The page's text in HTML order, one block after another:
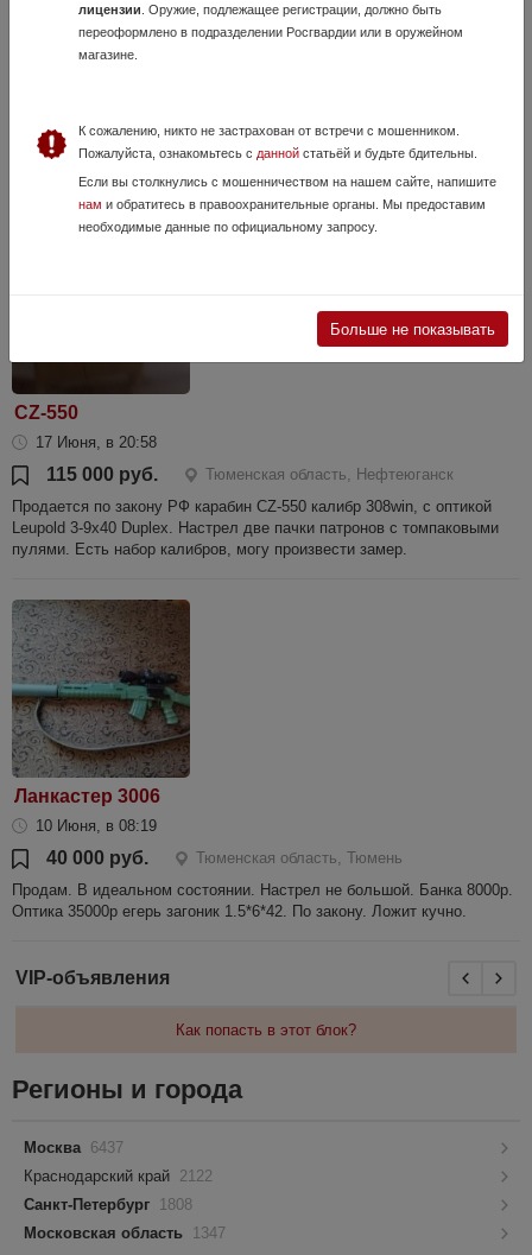
19 Июля, в 18:11
критичный недостаток (отломан концевик флажка для извлечения
газоотводной трубки). Продается без прицела , также в придачу идет
чехлы (для прицел...
CZ-550
17 Июня, в 20:58
115 000 руб.
Тюменская область, Нефтеюганск
Продается по закону РФ карабин CZ-550 калибр 308win, с оптикой
Leupold 3-9x40 Duplex. Настрел две пачки патронов с томпаковыми
пулями. Есть набор калибров, могу произвести замер.
Ланкастер 3006
10 Июня, в 08:19
40 000 руб.
Тюменская область, Тюмень
Продам. В идеальном состоянии. Настрел не большой. Банка 8000р.
Оптика 35000р егерь загоник 1.5*6*42. По закону. Ложит кучно.
лицензии . Оружие, подлежащее регистрации, должно быть
переоформлено в подразделении Росгвардии или в оружейном
магазине.
К сожалению, никто не застрахован от встречи с мошенником.
Пожалуйста, ознакомьтесь с даннойстатьёй и будьте бдительны.
Если вы столкнулись с мошенничеством на нашем сайте, напишите
нам и обратитесь в правоохранительные органы. Мы предоставим
необходимые данные по официальному запросу.
Больше не показывать
VIP-объявления
Как попасть в этот блок?
Регионы и города
Москва 6437
Краснодарский край 2122
Санкт-Петербург 1808
Московская область 1347